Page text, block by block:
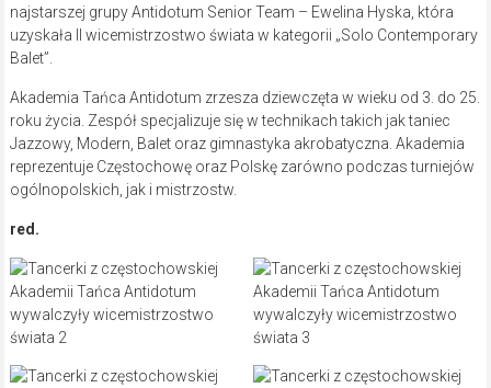
najstarszej grupy Antidotum Senior Team – Ewelina Hyska, która
uzyskała II wicemistrzostwo świata w kategorii „Solo Contemporary
Balet”.
Akademia Tańca Antidotum zrzesza dziewczęta w wieku od 3. do 25.
roku życia. Zespół specjalizuje się w technikach takich jak taniec
Jazzowy, Modern, Balet oraz gimnastyka akrobatyczna. Akademia
reprezentuje Częstochowę oraz Polskę zarówno podczas turniejów
ogólnopolskich, jak i mistrzostw.
red.